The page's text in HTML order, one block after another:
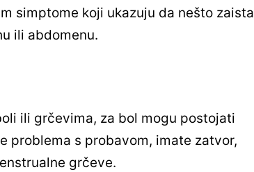
simptome koji ukazuju da nešto zaista
ili abdomenu.
ili grčevima, za bol mogu postojati
problema s probavom, imate zatvor,
grčeve.